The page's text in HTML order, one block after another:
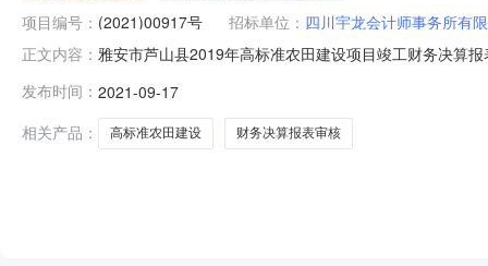
项目编号： (2021)00917号 招标单位： 四川宇龙会计师事务所有
正文内容： 雅安市芦山县2019年高标准农田建设项目竣工财务决算
20000.00元服务类别：竣工财务决算报表审核咨询电话
发布时间： 2021-09-17
相关产品：
高标准农田建设 财务决算报表审核